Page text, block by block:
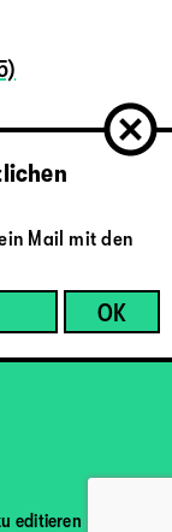
editieren
Mail mit den